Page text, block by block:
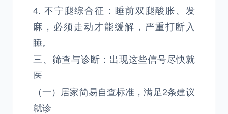
4. 不宁腿综合征：睡前双腿酸胀、发
麻，必须走动才能缓解，严重打断入
睡。
三、筛查与诊断：出现这些信号尽快就
医
（一）居家简易自查标准，满足2条建议
就诊